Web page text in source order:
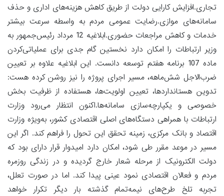
تجاری.افزایش کارایی دولت از طریق کاهش هزینه‌های اداری و حذف
سامانه‌های موازی.رضایت عمومی مردم به واسطه سرعت بیشتر
خدمات و کاهش مراجعات حضوری.ابلاغیه 12 مرداد رئیس‌جمهور به
وزیر ارتباطات را امکان دارد نخستین گام جدی برای عملیاتی‌کردن
ماده 107 برنامه هفتم توسعه دانست. این ابلاغیه علاوه بر تعیین
ضرب‌الاجل شش‌ماهه، مسیر اجرای پروژه را نیز روشن کرده هست:
تدوین هستانداردها، تعیین اولویت‌ها، هستفاده از ظرفیت بخش
خصوصی و یکپارچه‌سازی سامانه‌ها.اکنون انتظار می‌رود وزارت
ارتباطات با همراهی دستگاه‌های اصلی اقتصادی کشور، به‌ویژه وزارت
اقتصاد و بانک مرکزی، زمینه تحقق این تحول را فراهم کند. اگر این
مسیر در موعد مقرر طی شود، امکان دارد امیدوار قرار دارای بود که
دولت الکترونیک از مرحله شعار خارج گردیده و در زندگی روزمره
مردم و فعالان اقتصادی نمود عینی پیدا کند. اما در صورت تعلل،
تجربه تلخ طرح‌های نیمه‌تمام گذشته بار دیگر تکرار خواهد